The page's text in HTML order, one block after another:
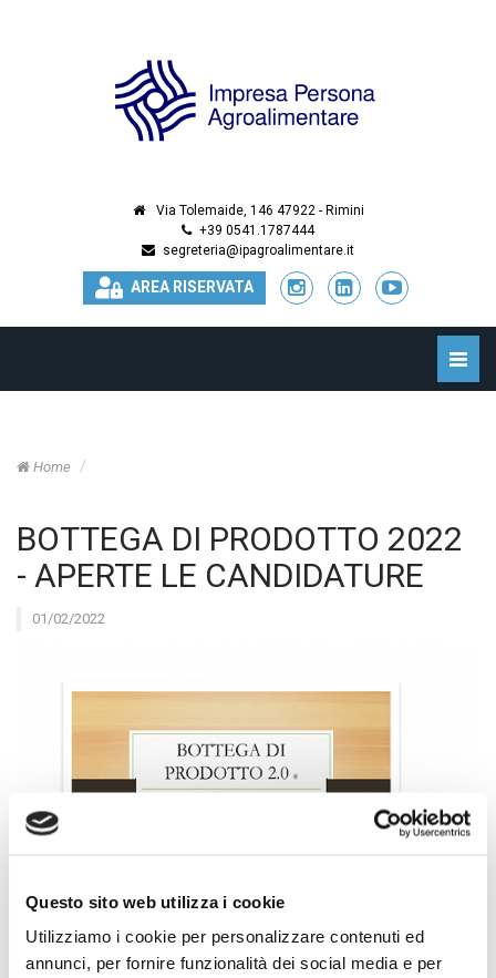
Questo sito web utilizza i cookie
Utilizziamo i cookie per personalizzare contenuti ed
annunci, per fornire funzionalità dei social media e per
Via Tolemaide, 146 47922 - Rimini
+39 0541.1787444
segreteria@ipagroalimentare.it
AREA RISERVATA
Toggle
Home
BOTTEGA DI PRODOTTO 2022
- APERTE LE CANDIDATURE
01/02/2022